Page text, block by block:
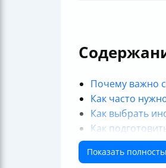
Почему важно
Как часто
Как выбрать
Как
Как правильно
Как приучить
Показать